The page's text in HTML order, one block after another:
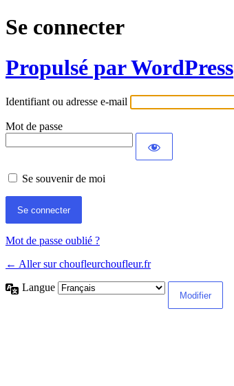
Se connecter
Propulsé par WordPress
Identifiant ou adresse e-mail
Mot de passe
Se souvenir de moi
Mot de passe oublié ?
← Aller sur choufleurchoufleur.fr
Langue